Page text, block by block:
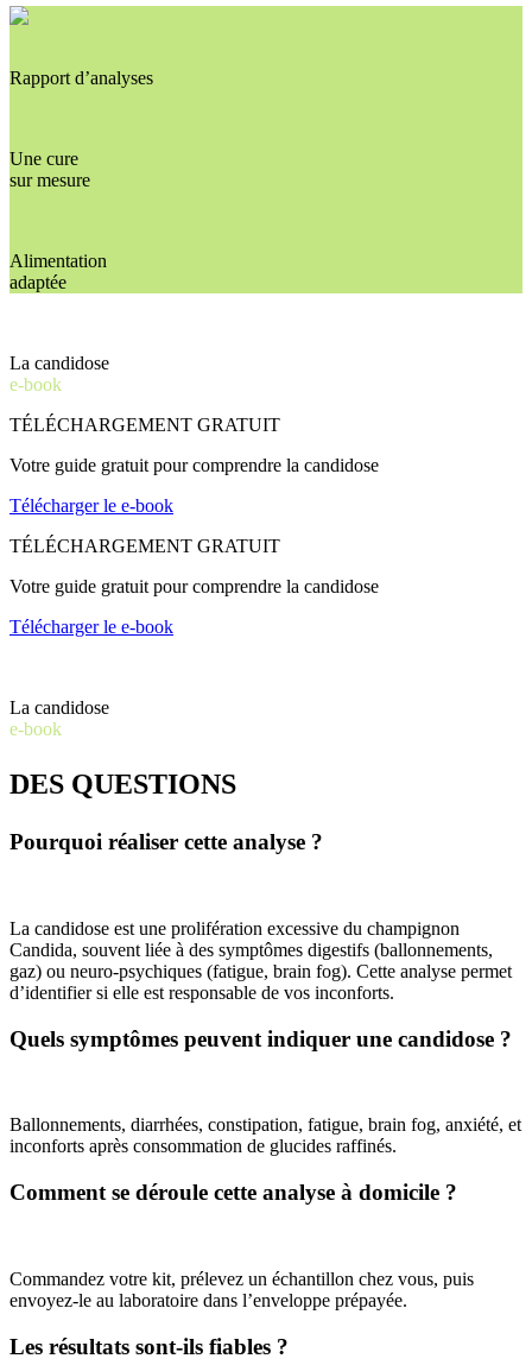
Rapport d’analyses
Une cure
sur mesure
Alimentation
adaptée
La candidose
e-book
TÉLÉCHARGEMENT GRATUIT
Votre guide gratuit pour comprendre la candidose
Télécharger le e-book
TÉLÉCHARGEMENT GRATUIT
Votre guide gratuit pour comprendre la candidose
Télécharger le e-book
La candidose
e-book
DES QUESTIONS
Pourquoi réaliser cette analyse ?
La candidose est une prolifération excessive du champignon
Candida, souvent liée à des symptômes digestifs (ballonnements,
gaz) ou neuro-psychiques (fatigue, brain fog). Cette analyse permet
d’identifier si elle est responsable de vos inconforts.
Quels symptômes peuvent indiquer une candidose ?
Ballonnements, diarrhées, constipation, fatigue, brain fog, anxiété, et
inconforts après consommation de glucides raffinés.
Comment se déroule cette analyse à domicile ?
Commandez votre kit, prélevez un échantillon chez vous, puis
envoyez-le au laboratoire dans l’enveloppe prépayée.
Les résultats sont-ils fiables ?